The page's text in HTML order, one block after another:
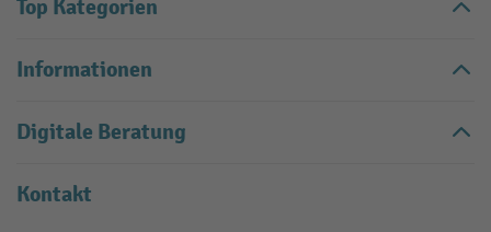
Top Kategorien
Informationen
Digitale Beratung
Kontakt